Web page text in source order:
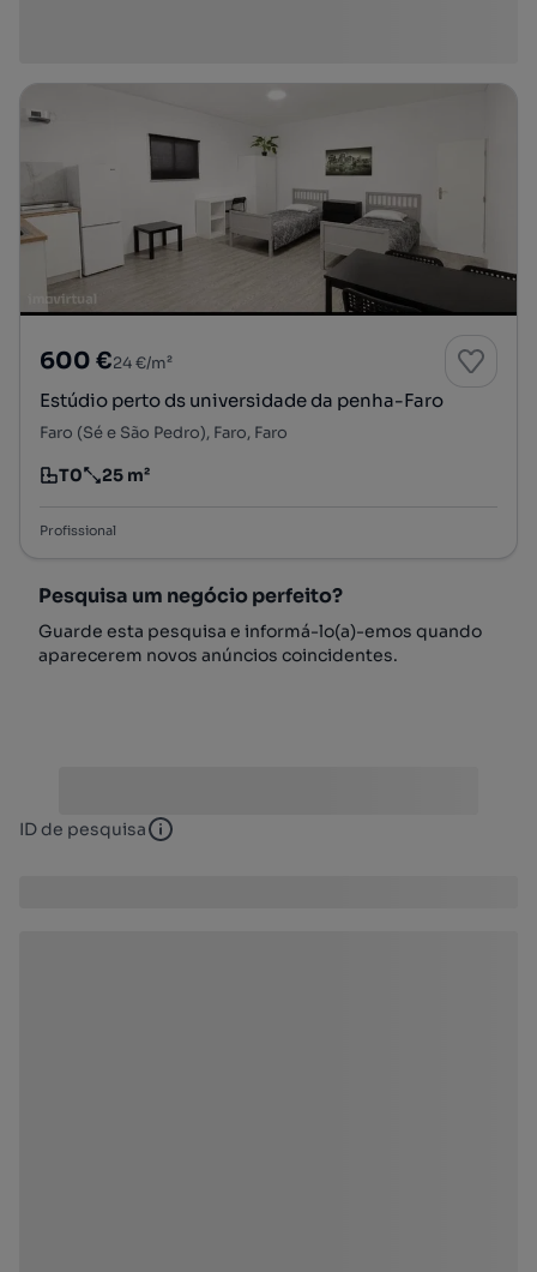
600 €24 €/m²
Estúdio perto ds universidade da penha-Faro
Faro (Sé e São Pedro), Faro, Faro
Tipologia
T0
Preço por metro quadrado
25 m²
Profissional
Pesquisa um negócio perfeito?
Guarde esta pesquisa e informá-lo(a)-emos quando
aparecerem novos anúncios coincidentes.
ID de pesquisa ID de pesquisa